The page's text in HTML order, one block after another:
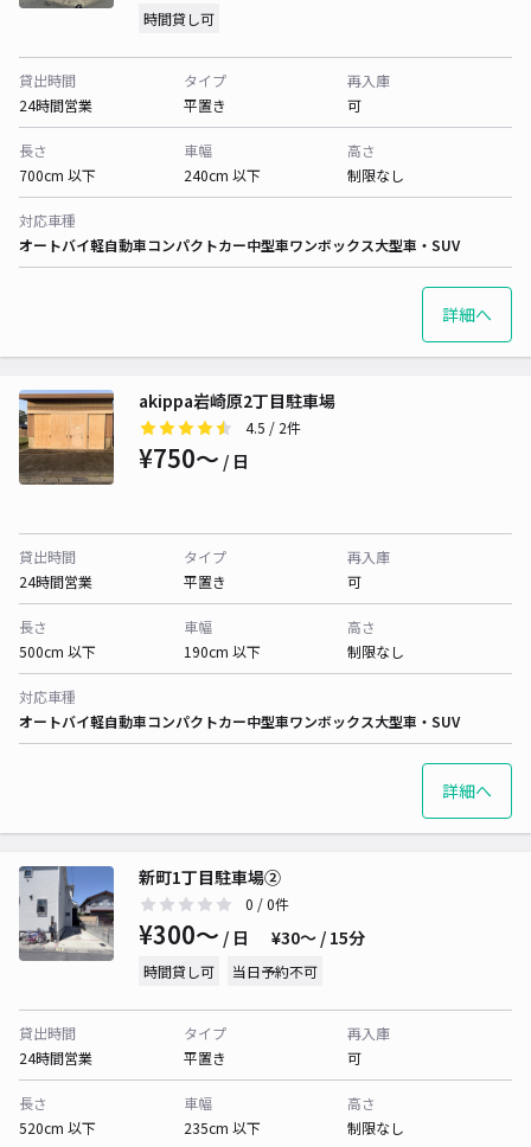
時間貸し可
貸出時間
24時間営業
タイプ
平置き
再入庫
可
長さ
700cm 以下
車幅
240cm 以下
高さ
制限なし
対応車種
オートバイ軽自動車コンパクトカー中型車ワンボックス大型車・SUV
詳細へ
akippa岩崎原2丁目駐車場
4.5 / 2件
¥750〜 / 日
貸出時間
24時間営業
タイプ
平置き
再入庫
可
長さ
500cm 以下
車幅
190cm 以下
高さ
制限なし
対応車種
オートバイ軽自動車コンパクトカー中型車ワンボックス大型車・SUV
詳細へ
新町1丁目駐車場②
0 / 0件
¥300〜 / 日 ¥30〜 / 15分
時間貸し可 当日予約不可
貸出時間
24時間営業
タイプ
平置き
再入庫
可
長さ
520cm 以下
車幅
235cm 以下
高さ
制限なし